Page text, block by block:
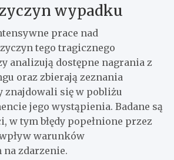
wypadku
prace nad
tego tragicznego
analizują dostępne nagrania z
oraz zbierają zeznania
znajdowali się w pobliżu
jego wystąpienia. Badane są
w tym błędy popełnione przez
warunków
zdarzenie.